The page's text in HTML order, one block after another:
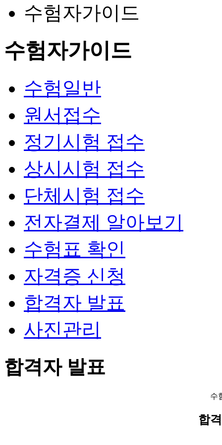
수험자가이드
수험자가이드
수험일반
원서접수
정기시험 접수
상시시험 접수
단체시험 접수
전자결제 알아보기
수험표 확인
자격증 신청
합격자 발표
사진관리
합격자 발표
수
합